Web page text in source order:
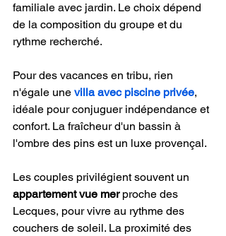
familiale avec jardin. Le choix dépend
de la composition du groupe et du
rythme recherché.
Pour des vacances en tribu, rien
n'égale une villa avec piscine privée,
idéale pour conjuguer indépendance et
confort. La fraîcheur d'un bassin à
l'ombre des pins est un luxe provençal.
Les couples privilégient souvent un
appartement vue mer proche des
Lecques, pour vivre au rythme des
couchers de soleil. La proximité des